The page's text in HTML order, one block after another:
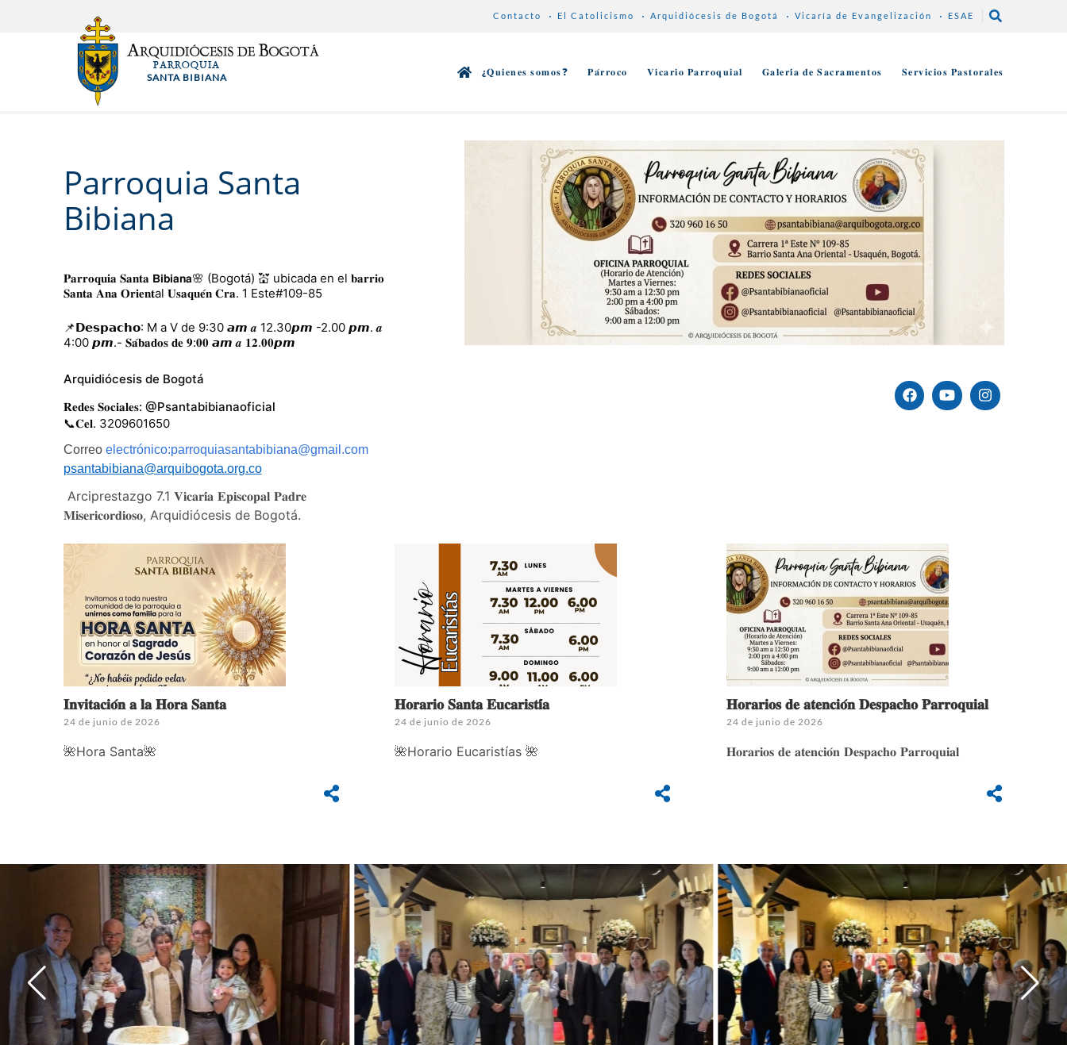
Contacto El Catolicismo Arquidiócesis de Bogotá Vicaría de Evangelización ESAE
PARROQUIA
SANTA BIBIANA ¿𝐐𝐮𝐢𝐞𝐧𝐞𝐬 𝐬𝐨𝐦𝐨𝐬❓ 𝐏𝐚́𝐫𝐫𝐨𝐜𝐨 𝐕𝐢𝐜𝐚𝐫𝐢𝐨 𝐏𝐚𝐫𝐫𝐨𝐪𝐮𝐢𝐚𝐥 𝐆𝐚𝐥𝐞𝐫𝐢́𝐚 𝐝𝐞 𝐒𝐚𝐜𝐫𝐚𝐦𝐞𝐧𝐭𝐨𝐬 𝐒𝐞𝐫𝐯𝐢𝐜𝐢𝐨𝐬 𝐏𝐚𝐬𝐭𝐨𝐫𝐚𝐥𝐞𝐬
Parroquia Santa
Bibiana
𝐏𝐚𝐫𝐫𝐨𝐪𝐮𝐢𝐚 𝐒𝐚𝐧𝐭𝐚 𝗕𝗶𝗯𝗶𝗮𝗻𝗮🌸 (Bogotá) 💒 ubicada en el 𝐛𝐚𝐫𝐫𝐢𝐨
𝐒𝐚𝐧𝐭𝐚 𝐀𝐧𝐚 𝐎𝐫𝐢𝐞𝐧𝐭al 𝐔𝐬𝐚𝐪𝐮𝐞́𝐧 𝐂𝐫𝐚. 1 Este#109-85
📌𝗗𝗲𝘀𝗽𝗮𝗰𝗵𝗼: M a V de 9:30 𝙖𝙢 𝒂 12.30𝙥𝙢 -2.00 𝙥𝙢. 𝒂
4:00 𝙥𝙢.- 𝐒𝐚́𝐛𝐚𝐝𝐨𝐬 𝐝𝐞 𝟗:𝟎𝟎 𝙖𝙢 𝒂 𝟏𝟐.𝟎𝟎𝙥𝙢
Arquidiócesis de Bogotá
𝐑𝐞𝐝𝐞𝐬 𝐒𝐨𝐜𝐢𝐚𝐥𝐞𝐬: @Psantabibianaoficial
📞𝐂𝐞𝐥. 3209601650
Correo electrónico:parroquiasantabibiana@gmail.com
psantabibiana@arquibogota.org.co
Arciprestazgo 7.1 𝐕𝐢𝐜𝐚𝐫𝐢́𝐚 𝐄𝐩𝐢𝐬𝐜𝐨𝐩𝐚𝐥 𝐏𝐚𝐝𝐫𝐞
𝐌𝐢𝐬𝐞𝐫𝐢𝐜𝐨𝐫𝐝𝐢𝐨𝐬𝐨, Arquidiócesis de Bogotá.
𝐈𝐧𝐯𝐢𝐭𝐚𝐜𝐢𝐨́𝐧 𝐚 𝐥𝐚 𝐇𝐨𝐫𝐚 𝐒𝐚𝐧𝐭𝐚
24 de junio de 2026
🌺Hora Santa🌺
𝐇𝐨𝐫𝐚𝐫𝐢𝐨 𝐒𝐚𝐧𝐭𝐚 𝐄𝐮𝐜𝐚𝐫𝐢𝐬𝐭𝐢́𝐚
24 de junio de 2026
🌺Horario Eucaristías 🌺
𝐇𝐨𝐫𝐚𝐫𝐢𝐨𝐬 𝐝𝐞 𝐚𝐭𝐞𝐧𝐜𝐢𝐨́𝐧 𝐃𝐞𝐬𝐩𝐚𝐜𝐡𝐨 𝐏𝐚𝐫𝐫𝐨𝐪𝐮𝐢𝐚𝐥
24 de junio de 2026
𝐇𝐨𝐫𝐚𝐫𝐢𝐨𝐬 𝐝𝐞 𝐚𝐭𝐞𝐧𝐜𝐢𝐨́𝐧 𝐃𝐞𝐬𝐩𝐚𝐜𝐡𝐨 𝐏𝐚𝐫𝐫𝐨𝐪𝐮𝐢𝐚𝐥